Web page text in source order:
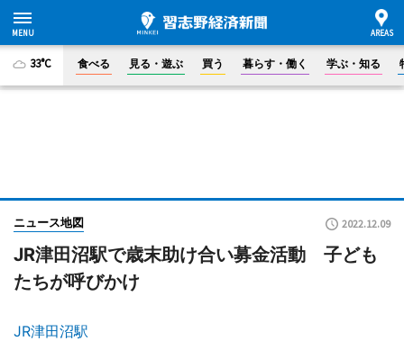
33°C 食べる 見る・遊ぶ 買う 暮らす・働く 学ぶ・知る
ニュース地図 2022.12.09
JR津田沼駅で歳末助け合い募金活動 子ども
たちが呼びかけ
JR津田沼駅